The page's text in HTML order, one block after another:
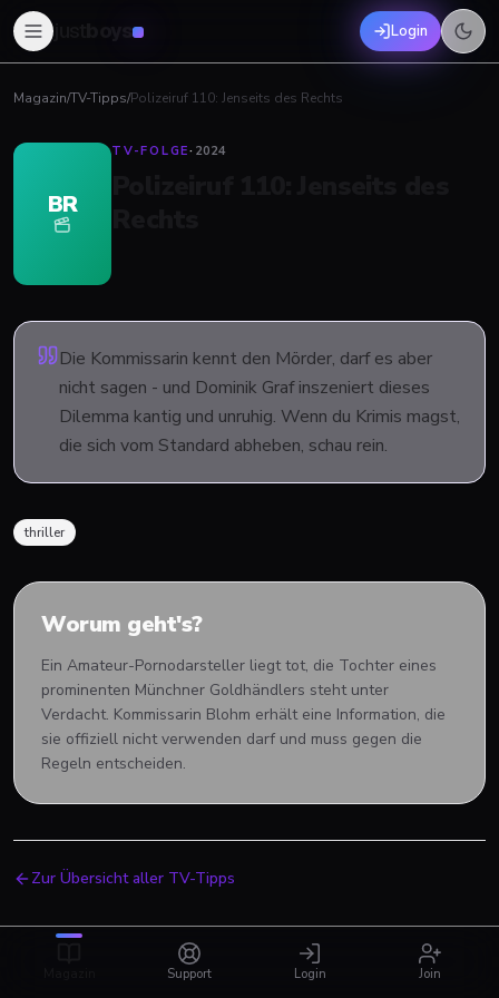
boys Login
Magazin/TV-Tipps/Polizeiruf 110: Jenseits des Rechts
BR
TV-FOLGE· 2024
Die Kommissarin kennt den Mörder, darf es aber
nicht sagen - und Dominik Graf inszeniert dieses
Dilemma kantig und unruhig. Wenn du Krimis magst,
die sich vom Standard abheben, schau rein.
thriller
Worum geht's?
Ein Amateur-Pornodarsteller liegt tot, die Tochter eines
prominenten Münchner Goldhändlers steht unter
Verdacht. Kommissarin Blohm erhält eine Information, die
sie offiziell nicht verwenden darf und muss gegen die
Regeln entscheiden.
Zur Übersicht aller TV-Tipps
Support Login Join